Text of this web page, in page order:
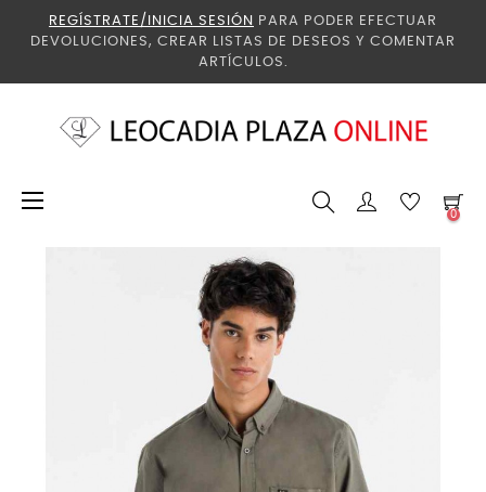
REGÍSTRATE/INICIA SESIÓN
PARA PODER EFECTUAR
DEVOLUCIONES, CREAR LISTAS DE DESEOS Y COMENTAR
ARTÍCULOS.
Navegación
☰
0